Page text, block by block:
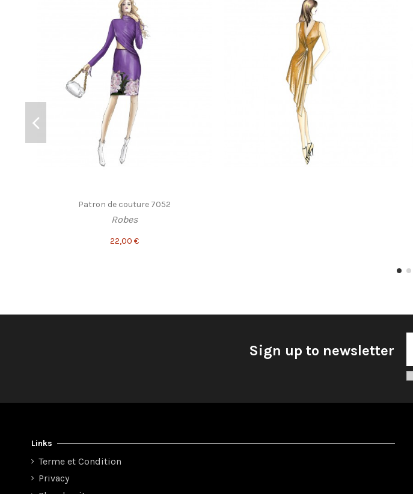
Patron de couture 7052
Robes
22,00 €
Sign up to newsletter
Links
Terme et Condition
Privacy